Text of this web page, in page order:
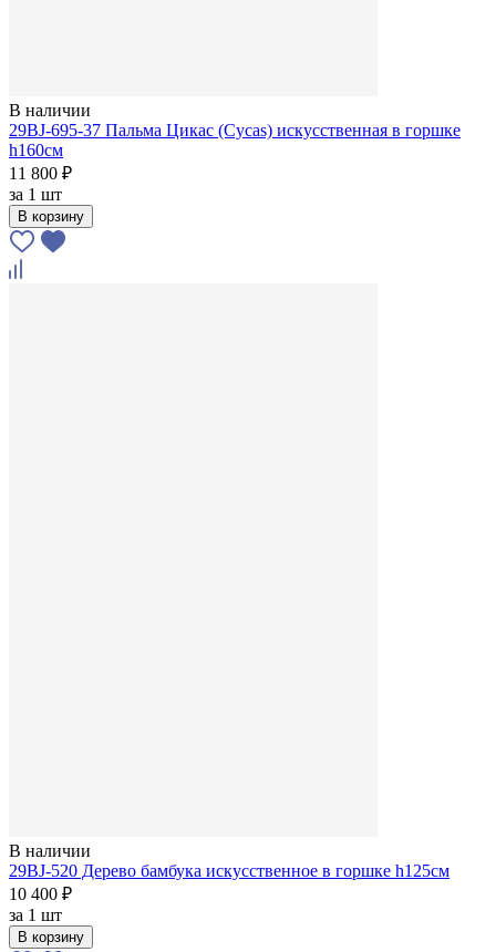
В наличии
29BJ-695-37 Пальма Цикас (Cycas) искусственная в горшке
h160см
11 800 ₽
за 1 шт
В корзину
В наличии
29BJ-520 Дерево бамбука искусственное в горшке h125см
10 400 ₽
за 1 шт
В корзину